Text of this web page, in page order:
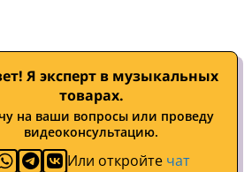
Я эксперт в музыкальных
товарах.
на ваши вопросы или проведу
видеоконсультацию.
Или откройте чат